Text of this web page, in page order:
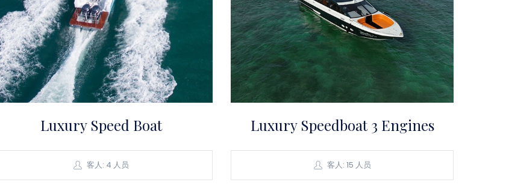
Luxury Speed Boat
客人: 4 人员
Luxury Speedboat 3 Engines
客人: 15 人员